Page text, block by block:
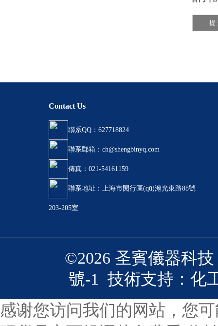
Contact Us
聯系QQ：627718824
聯系郵箱：ch@shengbinyq.com
傳真：021-54161159
聯系地址：上海市閔行區(qū)滬光東路88號
203-205室
©2026 圣賓儀器科
號-1 技術支持： 化
感谢您访问我们的网站，您